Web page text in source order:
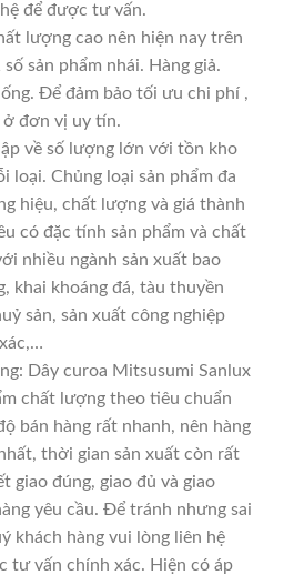
để được tư vấn.
lượng cao nên hiện nay trên
sản phẩm nhái. Hàng giả.
Để đảm bảo tối ưu chi phí ,
ở đơn vị uy tín.
về số lượng lớn với tồn kho
loại. Chủng loại sản phẩm đa
hiệu, chất lượng và giá thành
có đặc tính sản phẩm và chất
nhiều ngành sản xuất bao
khai khoáng đá, tàu thuyền
sản, sản xuất công nghiệp
Dây curoa Mitsusumi Sanlux
chất lượng theo tiêu chuẩn
bán hàng rất nhanh, nên hàng
thời gian sản xuất còn rất
giao đúng, giao đủ và giao
yêu cầu. Để tránh nhưng sai
khách hàng vui lòng liên hệ
tư vấn chính xác. Hiện có áp